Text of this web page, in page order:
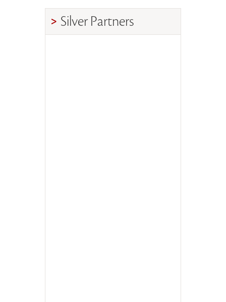
Silver Partners